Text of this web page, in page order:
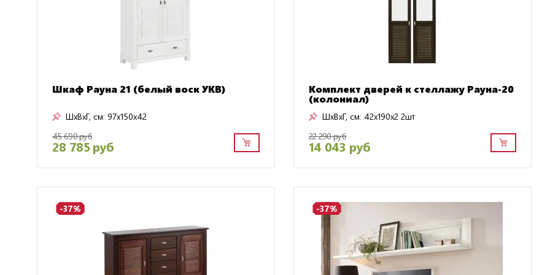
Шкаф Рауна 21 (белый воск УКВ)
ШxВxГ, см: 97x150x42
45 690 руб
28 785 руб
Комплект дверей к стеллажу Рауна-20
(колониал)
ШxВxГ, см: 42x190x2 2шт
22 290 руб
14 043 руб
-37% -37%